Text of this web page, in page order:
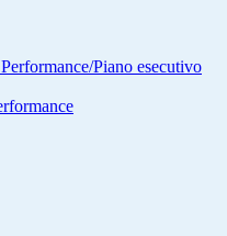
Piano esecutivo